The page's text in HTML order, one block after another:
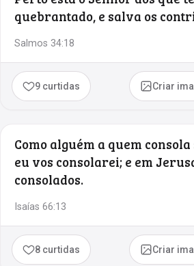
quebrantado, e salva os
Salmos 34:18
9 curtidas Criar
Como alguém a quem
eu vos consolarei; e em
consolados.
Isaías 66:13
8 curtidas Criar